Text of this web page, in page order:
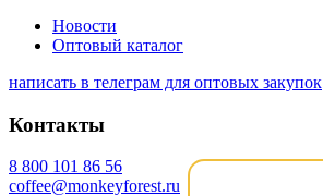
Новости
Оптовый каталог
написать в телеграм для оптовых закупок
Контакты
8 800 101 86 56
coffee@monkeyforest.ru